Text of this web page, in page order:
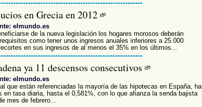
en Grecia en 2012
elmundo.es
de la nueva legislación los hogares morosos deberán
como tener unos ingresos anuales inferiores a 25.000
en sus ingresos de al menos el 35% en los últimos...
ya 11 descensos consecutivos
elmundo.es
que están referenciadas la mayoría de las hipotecas en España, ha
en tasa diaria, hasta el 0,581%, con lo que afianza la senda bajista
mes de febrero...